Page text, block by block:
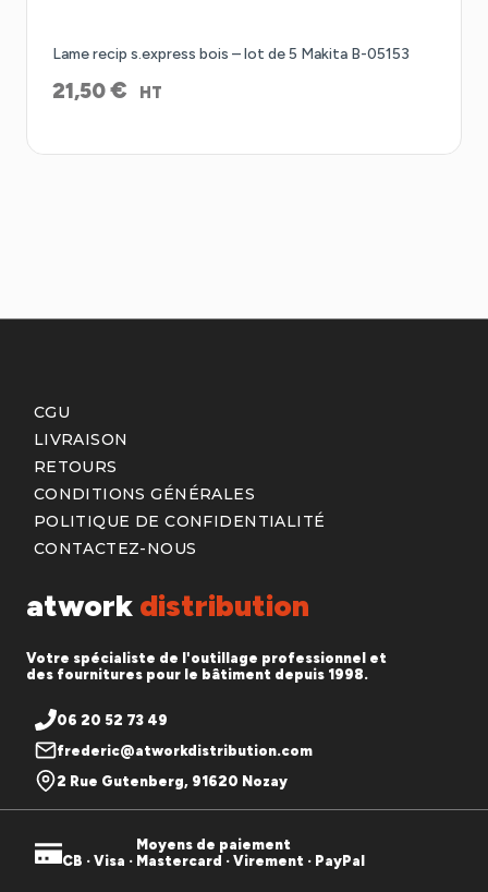
Lame recip s.express bois – lot de 5 Makita B-05153
21,50€ HT
atwork distribution
Votre spécialiste de l'outillage professionnel et
des fournitures pour le bâtiment depuis 1998.
06 20 52 73 49
frederic@atworkdistribution.com
2 Rue Gutenberg, 91620 Nozay
CGU
LIVRAISON
RETOURS
CONDITIONS GÉNÉRALES
POLITIQUE DE CONFIDENTIALITÉ
CONTACTEZ-NOUS
Moyens de paiement
CB · Visa · Mastercard · Virement · PayPal